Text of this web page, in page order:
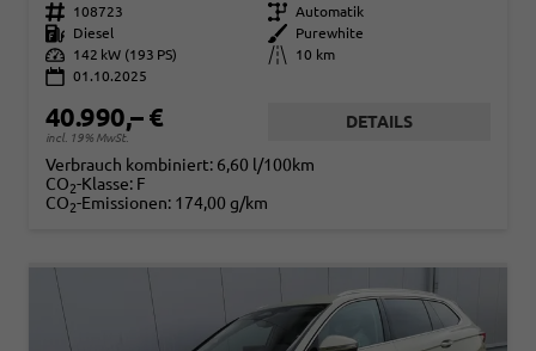
Fahrzeugnr. 108723 Getriebe Automatik
Kraftstoff
Diesel Außenfarbe
Purewhite
Leistung
142 kW (193 PS) Kilometerstand
10 km
01.10.2025
40.990,– €
incl. 19% MwSt.
DETAILS
Verbrauch kombiniert: 6,60 l/100km
CO2-Klasse: F
CO2-Emissionen: 174,00 g/km